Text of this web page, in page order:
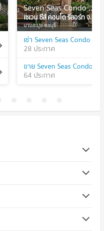
Seven Seas Condo Resort Jomtien
เซเวน ซีส์ คอนโด รีสอร์ท จอมเทียน
บางละมุง ชลบุรี
28 ประกาศ
64 ประกาศ